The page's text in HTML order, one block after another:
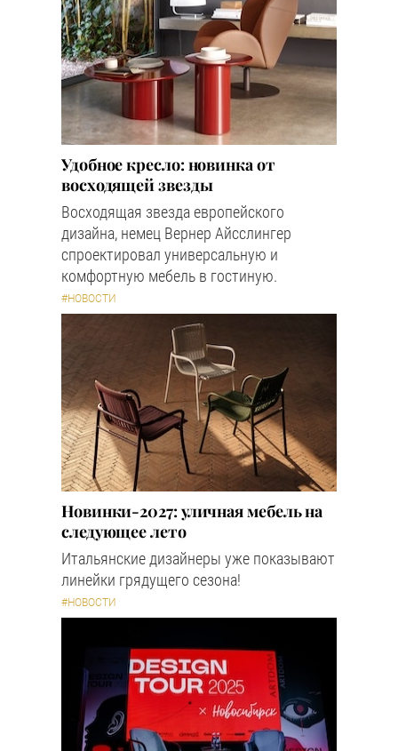
Удобное кресло: новинка от
восходящей звезды
Восходящая звезда европейского
дизайна, немец Вернер Айсслингер
спроектировал универсальную и
комфортную мебель в гостиную.
#НОВОСТИ
Новинки-2027: уличная мебель на
следующее лето
Итальянские дизайнеры уже показывают
линейки грядущего сезона!
#НОВОСТИ